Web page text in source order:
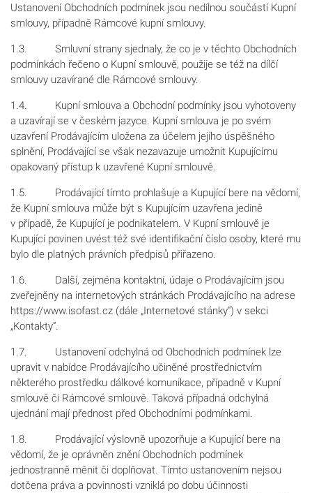
Ustanovení Obchodních podmínek jsou nedílnou součástí Kupní
smlouvy, případně Rámcové kupní smlouvy.
1.3. Smluvní strany sjednaly, že co je v těchto Obchodních
podmínkách řečeno o Kupní smlouvě, použije se též na dílčí
smlouvy uzavírané dle Rámcové smlouvy.
1.4. Kupní smlouva a Obchodní podmínky jsou vyhotoveny
a uzavírají se v českém jazyce. Kupní smlouva je po svém
uzavření Prodávajícím uložena za účelem jejího úspěšného
splnění, Prodávající se však nezavazuje umožnit Kupujícímu
opakovaný přístup k uzavřené Kupní smlouvě.
1.5. Prodávající tímto prohlašuje a Kupující bere na vědomí,
že Kupní smlouva může být s Kupujícím uzavřena jedině
v případě, že Kupující je podnikatelem. V Kupní smlouvě je
Kupující povinen uvést též své identifikační číslo osoby, které mu
bylo dle platných právních předpisů přiřazeno.
1.6. Další, zejména kontaktní, údaje o Prodávajícím jsou
zveřejněny na internetových stránkách Prodávajícího na adrese
https://www.isofast.cz (dále „Internetové stánky“) v sekci
„Kontakty“.
1.7. Ustanovení odchylná od Obchodních podmínek lze
upravit v nabídce Prodávajícího učiněné prostřednictvím
některého prostředku dálkové komunikace, případně v Kupní
smlouvě či Rámcové smlouvě. Taková případná odchylná
ujednání mají přednost před Obchodními podmínkami.
1.8. Prodávající výslovně upozorňuje a Kupující bere na
vědomí, že je oprávněn znění Obchodních podmínek
jednostranně měnit či doplňovat. Tímto ustanovením nejsou
dotčena práva a povinnosti vzniklá po dobu účinnosti